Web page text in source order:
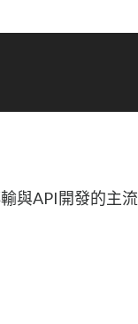
與API開發的主流